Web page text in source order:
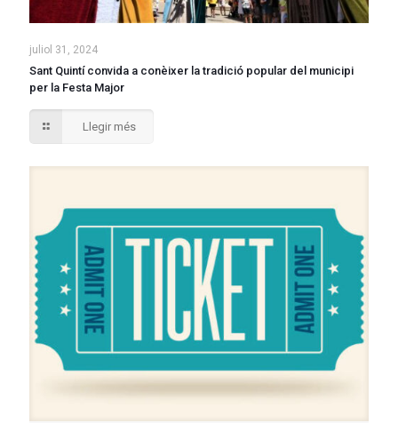
juliol 31, 2024
Sant Quintí convida a conèixer la tradició popular del municipi
per la Festa Major
Llegir més